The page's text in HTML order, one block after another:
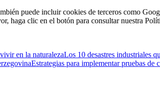
puede incluir cookies de terceros como
haga clic en el botón para consultar nuestra
en la naturalezaLos 10 desastres industriales
Estrategias para implementar pruebas de